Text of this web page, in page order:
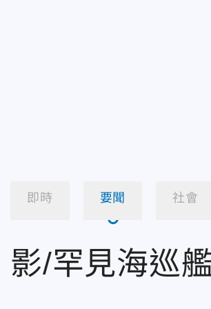
即時 要聞 社會
影/罕見海巡